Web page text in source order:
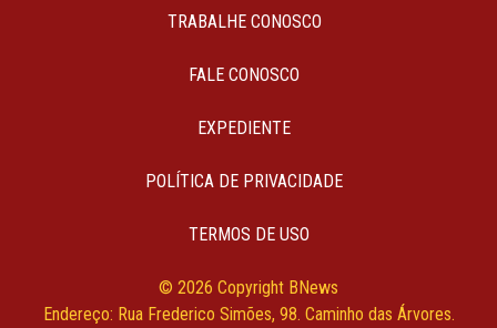
TRABALHE CONOSCO
FALE CONOSCO
EXPEDIENTE
POLÍTICA DE PRIVACIDADE
TERMOS DE USO
© 2026 Copyright BNews
Endereço: Rua Frederico Simões, 98. Caminho das Árvores.